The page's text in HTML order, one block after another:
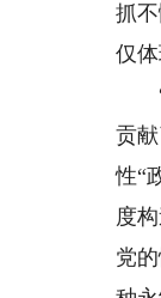
抓
仅
“
贡
性“
度
党